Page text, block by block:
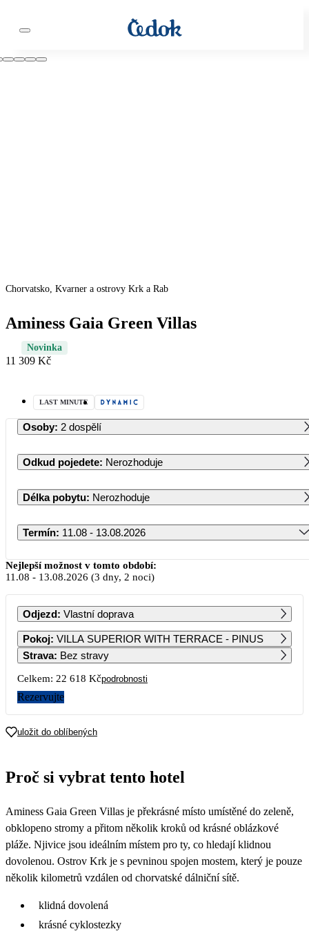
Chorvatsko, Kvarner a ostrovy Krk a Rab
Aminess Gaia Green Villas
Novinka
11 309 Kč
LAST MINUTE
Osoby: 2 dospělí
Odkud pojedete: Nerozhoduje
Délka pobytu: Nerozhoduje
Termín: 11.08 - 13.08.2026
Srpen 2026
PO ÚT ST ČT PÁ SO NE
1 2
3 4 5 6 7 8 9
10
11 309 11 309 11 519 11 089 10 429 11 469
17 18
24 25 26 27
31
Nejlepší možnost v tomto období:
11.08 - 13.08.2026 (3 dny, 2 noci)
Odjezd: Vlastní doprava
Pokoj: VILLA SUPERIOR WITH TERRACE - PINUS
Strava: Bez stravy
Celkem: 22 618 Kčpodrobnosti
Rezervujte
uložit do oblíbených
Proč si vybrat tento hotel
Aminess Gaia Green Villas je překrásné místo umístěné do zeleně,
obklopeno stromy a přitom několik kroků od krásné oblázkové
pláže. Njivice jsou ideálním místem pro ty, co hledají klidnou
dovolenou. Ostrov Krk je s pevninou spojen mostem, který je pouze
několik kilometrů vzdálen od chorvatské dálniční sítě.
klidná dovolená
krásné cyklostezky